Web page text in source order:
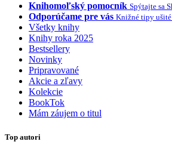
Knihomoľský pomocník Spýtajte sa
Odporúčame pre vás Knižné tipy
Všetky knihy
Knihy roka 2025
Bestsellery
Novinky
Pripravované
Akcie a zľavy
Kolekcie
BookTok
Mám záujem o titul
Top autori